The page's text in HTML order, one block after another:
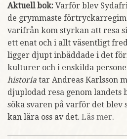
Aktuell bok: Varför blev
de grymmaste
varifrån kom styrkan att resa
ett enat och i allt väsentligt
ligger djupt inbäddade i det
kulturer och i enskilda
historia tar Andreas Karlsson
djuplodad resa genom
söka svaren på varför det blev
kan lära oss av det. Läs mer.